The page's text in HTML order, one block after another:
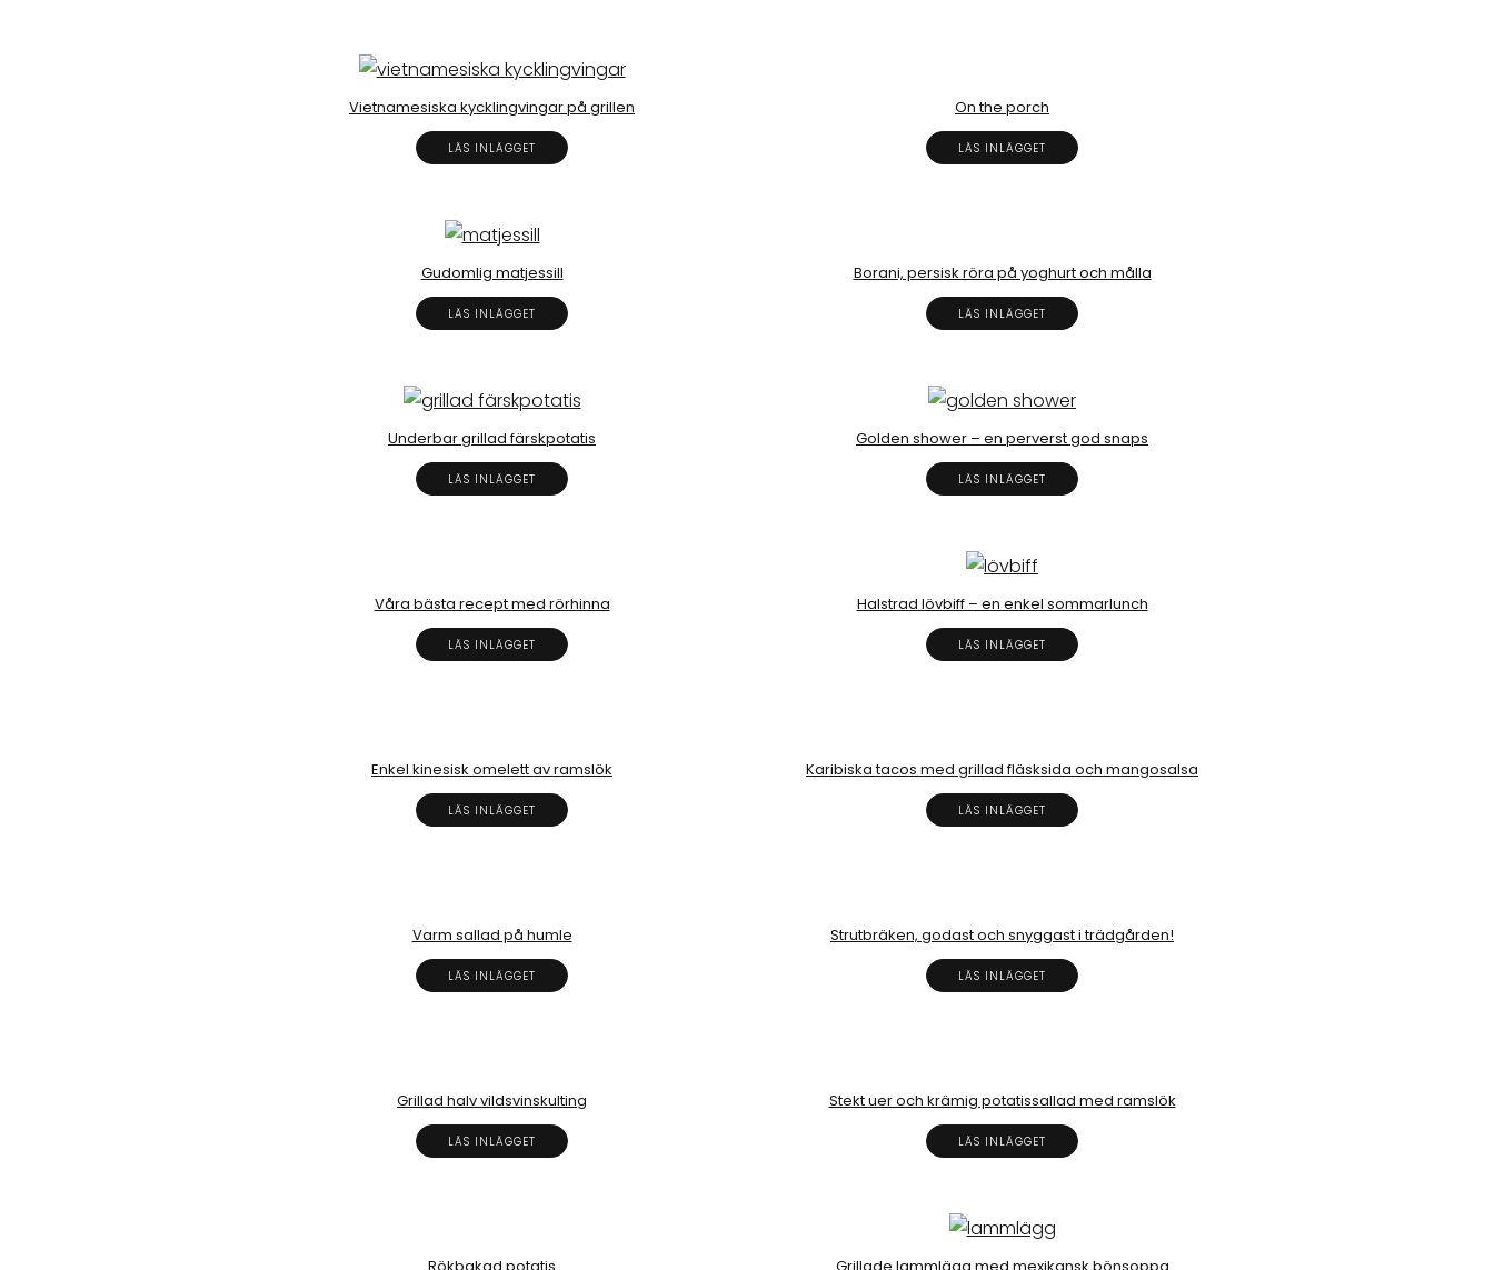
Vietnamesiska kycklingvingar på grillen
LÄS INLÄGGET
On the porch
LÄS INLÄGGET
Gudomlig matjessill
LÄS INLÄGGET
Borani, persisk röra på yoghurt och målla
LÄS INLÄGGET
Underbar grillad färskpotatis
LÄS INLÄGGET
Golden shower – en perverst god snaps
LÄS INLÄGGET
Våra bästa recept med rörhinna
LÄS INLÄGGET
Halstrad lövbiff – en enkel sommarlunch
LÄS INLÄGGET
Enkel kinesisk omelett av ramslök
LÄS INLÄGGET
Karibiska tacos med grillad fläsksida och mangosalsa
LÄS INLÄGGET
Varm sallad på humle
LÄS INLÄGGET
Strutbräken, godast och snyggast i trädgården!
LÄS INLÄGGET
Grillad halv vildsvinskulting
LÄS INLÄGGET
Stekt uer och krämig potatissallad med ramslök
LÄS INLÄGGET